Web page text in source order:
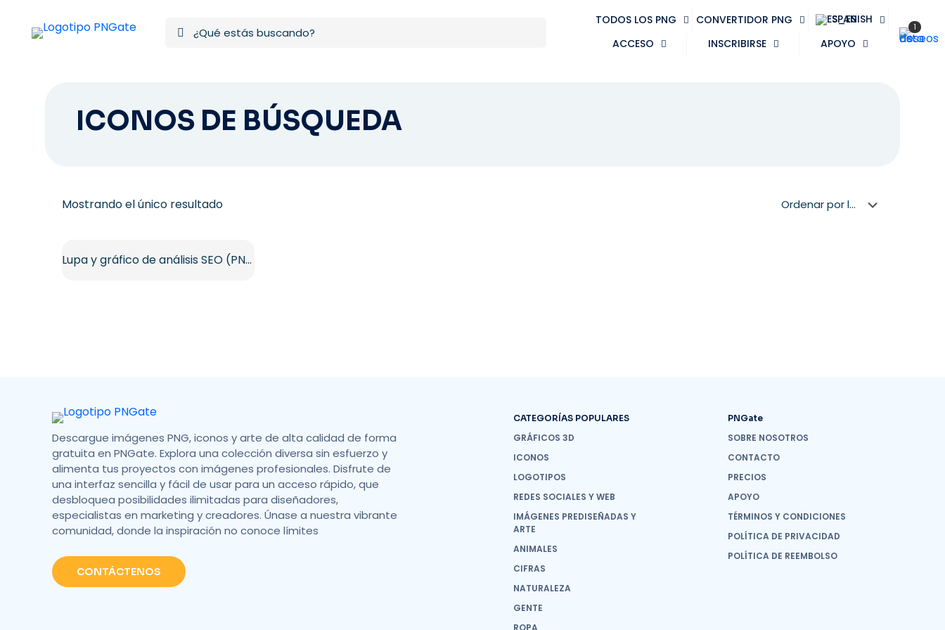
TODOS LOS PNG CONVERTIDOR PNG
SPANISH
ACCESO
INSCRIBIRSE APOYO
1
ICONOS DE BÚSQUEDA
Mostrando el único resultado
Lupa y gráfico de análisis SEO (PNG gratis)
Descargue imágenes PNG, iconos y arte de alta calidad de forma
gratuita en PNGate. Explora una colección diversa sin esfuerzo y
alimenta tus proyectos con imágenes profesionales. Disfrute de
una interfaz sencilla y fácil de usar para un acceso rápido, que
desbloquea posibilidades ilimitadas para diseñadores,
especialistas en marketing y creadores. Únase a nuestra vibrante
comunidad, donde la inspiración no conoce límites
CONTÁCTENOS
CATEGORÍAS POPULARES
GRÁFICOS 3D
ICONOS
LOGOTIPOS
REDES SOCIALES Y WEB
IMÁGENES PREDISEÑADAS Y
ARTE
ANIMALES
CIFRAS
NATURALEZA
GENTE
ROPA
PNGate
SOBRE NOSOTROS
CONTACTO
PRECIOS
APOYO
TÉRMINOS Y CONDICIONES
POLÍTICA DE PRIVACIDAD
POLÍTICA DE REEMBOLSO